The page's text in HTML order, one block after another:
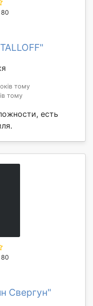
80
тому
тому
есть
80
Свергун"